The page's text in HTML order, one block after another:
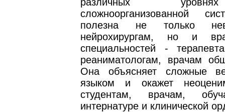
сложноорганизованной
полезна не только
нейрохирургам, но и
специальностей -
реаниматологам, врачам
Она объясняет сложные
языком и окажет
студентам, врачам,
интернатуре и клинической